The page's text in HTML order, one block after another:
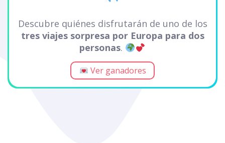
Descubre quiénes disfrutarán de uno de los
tres viajes sorpresa por Europa para dos
personas.
Ver ganadores